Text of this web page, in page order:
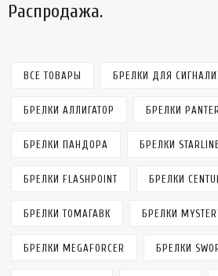
Распродажа.
ВСЕ ТОВАРЫ БРЕЛКИ ДЛЯ
БРЕЛКИ АЛЛИГАТОР БРЕЛКИ
БРЕЛКИ ПАНДОРА БРЕЛКИ
БРЕЛКИ FLASHPOINT БРЕЛКИ
БРЕЛКИ ТОМАГАВК БРЕЛКИ
БРЕЛКИ MEGAFORCER БРЕЛКИ